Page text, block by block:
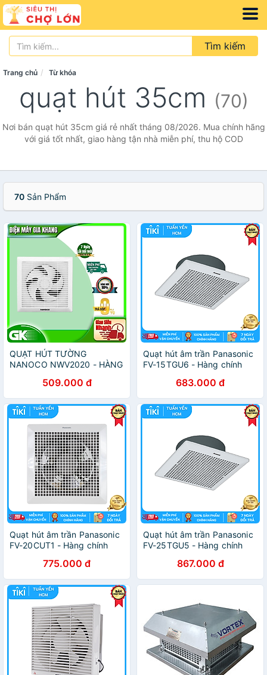
Tìm kiếm
Trang chủ Từ khóa
quạt hút 35cm (70)
Nơi bán quạt hút 35cm giá rẻ nhất tháng 08/2026. Mua chính hãng
với giá tốt nhất, giao hàng tận nhà miễn phí, thu hộ COD
70 Sản Phẩm
QUẠT HÚT TƯỜNG
NANOCO NWV2020 - HÀNG
509.000 đ
Quạt hút âm trần Panasonic
FV-15TGU6 - Hàng chính
683.000 đ
Quạt hút âm trần Panasonic
FV-20CUT1 - Hàng chính
775.000 đ
Quạt hút âm trần Panasonic
FV-25TGU5 - Hàng chính
867.000 đ